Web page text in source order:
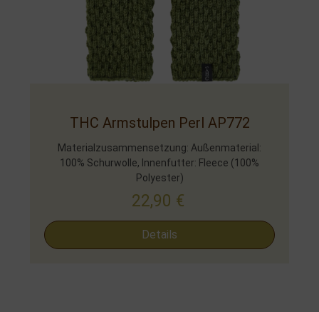
THC Armstulpen Perl AP772
Materialzusammensetzung: Außenmaterial:
100% Schurwolle, Innenfutter: Fleece (100%
Polyester)
22,90 €
Details